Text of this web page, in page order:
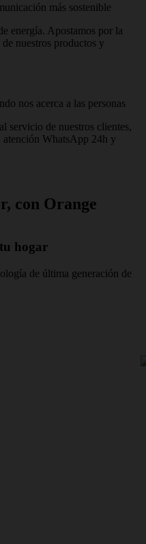
más sostenible
energía. Apostamos por la
nuestros productos y
nos acerca a las personas
servicio de nuestros clientes,
atención WhatsApp 24h y
con Orange
hogar
de última generación de